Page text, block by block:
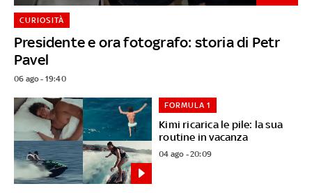
Presidente e ora fotografo: storia di Petr
Pavel
CURIOSITÀ
06 ago - 19:40
Kimi ricarica le pile: la sua
routine in vacanza
FORMULA 1
04 ago - 20:09